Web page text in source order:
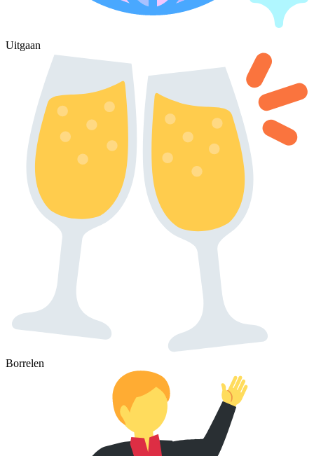
Uitgaan
Borrelen